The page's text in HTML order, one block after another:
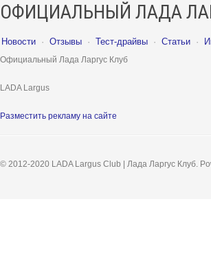
ОФИЦИАЛЬНЫЙ ЛАДА
Новости · Отзывы · Тест-драйвы · Статьи ·
Официальный Лада Ларгус Клуб
LADA Largus
Разместить рекламу на сайте
© 2012-2020 LADA Largus Club | Лада Ларгус Клуб.